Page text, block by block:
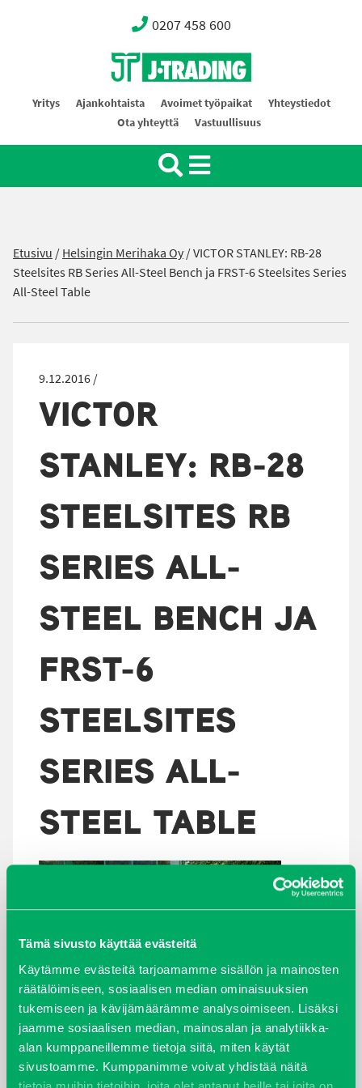
Tämä sivusto käyttää evästeitä
Käytämme evästeitä tarjoamamme sisällön ja mainosten
räätälöimiseen, sosiaalisen median ominaisuuksien
tukemiseen ja kävijämäärämme analysoimiseen. Lisäksi
jaamme sosiaalisen median, mainosalan ja analytiikka-
alan kumppaneillemme tietoja siitä, miten käytät
sivustoamme. Kumppanimme voivat yhdistää näitä
0207 458 600
Oy J-Trading Ab
Yritys Ajankohtaista Avoimet työpaikat
Yhteystiedot
Ota yhteyttä
Vastuullisuus
Etusivu /Helsingin Merihaka Oy/VICTOR STANLEY: RB-28
Steelsites RB Series All-Steel Bench ja FRST-6 Steelsites Series
All-Steel Table
9.12.2016 /
VICTOR
STANLEY: RB-28
STEELSITES RB
SERIES ALL-
STEEL BENCH JA
FRST-6
STEELSITES
SERIES ALL-
STEEL TABLE
ARKISTOT